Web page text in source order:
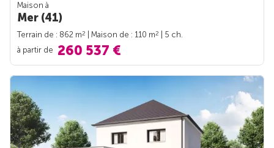
Maison à
Mer (41)
Terrain de : 862 m2 | Maison de : 110 m2
| 5 ch.
à partir de 260 537 €